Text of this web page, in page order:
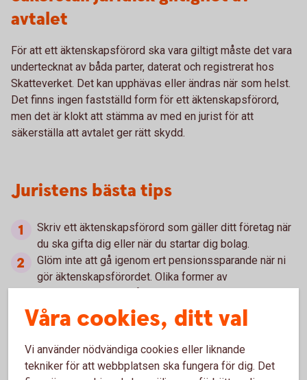
avtalet
För att ett äktenskapsförord ska vara giltigt måste det vara
undertecknat av båda parter, daterat och registrerat hos
Skatteverket. Det kan upphävas eller ändras när som helst.
Det finns ingen fastställd form för ett äktenskapsförord,
men det är klokt att stämma av med en jurist för att
säkerställa att avtalet ger rätt skydd.
Juristens bästa tips
Skriv ett äktenskapsförord som gäller ditt företag när
du ska gifta dig eller när du startar dig bolag.
Glöm inte att gå igenom ert pensionssparande när ni
gör äktenskapsförordet. Olika former av
Finns det fler delägare i bolaget – se till att ni har med
ett krav på äktenskapsförord i ert aktieägaravtal.
Tänk på att äktenskapsförordet kan få konsekvenser
för vad som händer när du eller din maka/make dör.
Se till att ni har följderna klara för er.
Våra cookies, ditt val
Vi använder nödvändiga cookies eller liknande
tekniker för att webbplatsen ska fungera för dig. Det